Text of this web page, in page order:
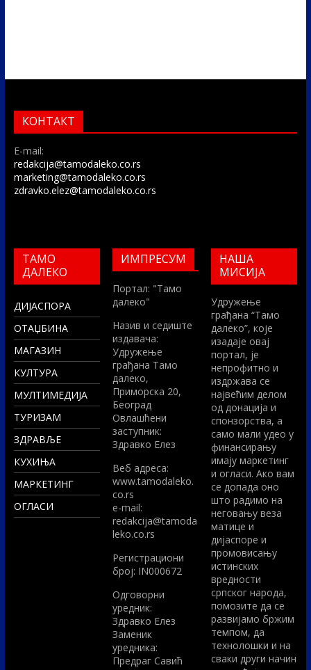
КОНТАКТ
E-mail:
redakcija@tamodaleko.co.rs
marketing@tamodaleko.co.rs
zdravko.elez@tamodaleko.co.rs
ТАМО
ДАЛЕКО
ДИЈАСПОРА
ОТАЏБИНА
МАГАЗИН
КУЛТУРА
МУЛТИМЕДИЈА
ТУРИЗАМ
ЗДРАВЉЕ
КУХИЊА
МАРКЕТИНГ
ОГЛАСИ
ИМПРЕСУМ
Портал: "Тамо
далеко"
Назив и седиште
издавача:
Удружење
грађана Тамо
далеко,
Приморска 20,
Београд
Овлашћени
заступник:
Здравко Елез
Вeб адреса:
www.tamodaleko.
co.rs
e-mail:
redakcija@tamoda
leko.co.rs
Регистрациони
број: IN000672
Одговорни
уредник:
Здравко Елез
Заменик
уредника:
Предраг Савић
НАША
МИСИЈА
Удружење
грађана “Тамо
далеко”, које
изадаје овај
портал, је
непрофитно и
издржава се
највећим делом
од донација и
спонзорства, а
само мали удео у
финансирању
имају маркетинг
и огласи. Ако вам
се допада оно
што радимо на
неговању веза
матице и
дијаспоре и
промовисању
истинских
вредности
српског народа,
помозите да се
развијамо бржим
темпом, да
технолошки и на
сваки други начин